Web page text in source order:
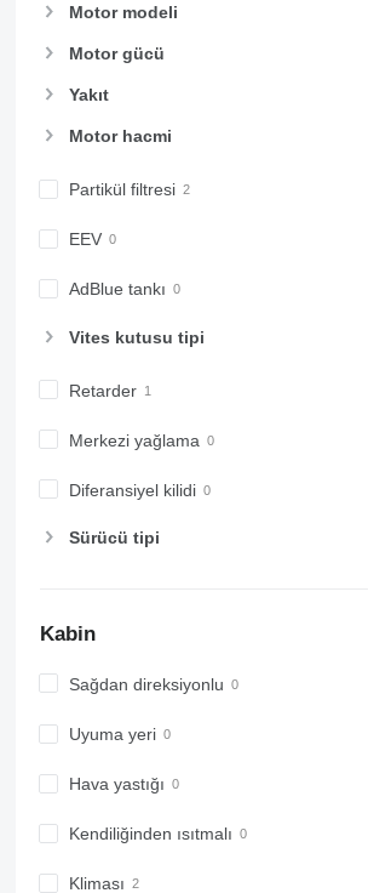
Motor modeli
Motor gücü
Yakıt
Motor hacmi
Partikül filtresi
EEV
AdBlue tankı
Vites kutusu tipi
Retarder
Merkezi yağlama
Diferansiyel kilidi
Sürücü tipi
Kabin
Sağdan direksiyonlu
Uyuma yeri
Hava yastığı
Kendiliğinden ısıtmalı
Kliması